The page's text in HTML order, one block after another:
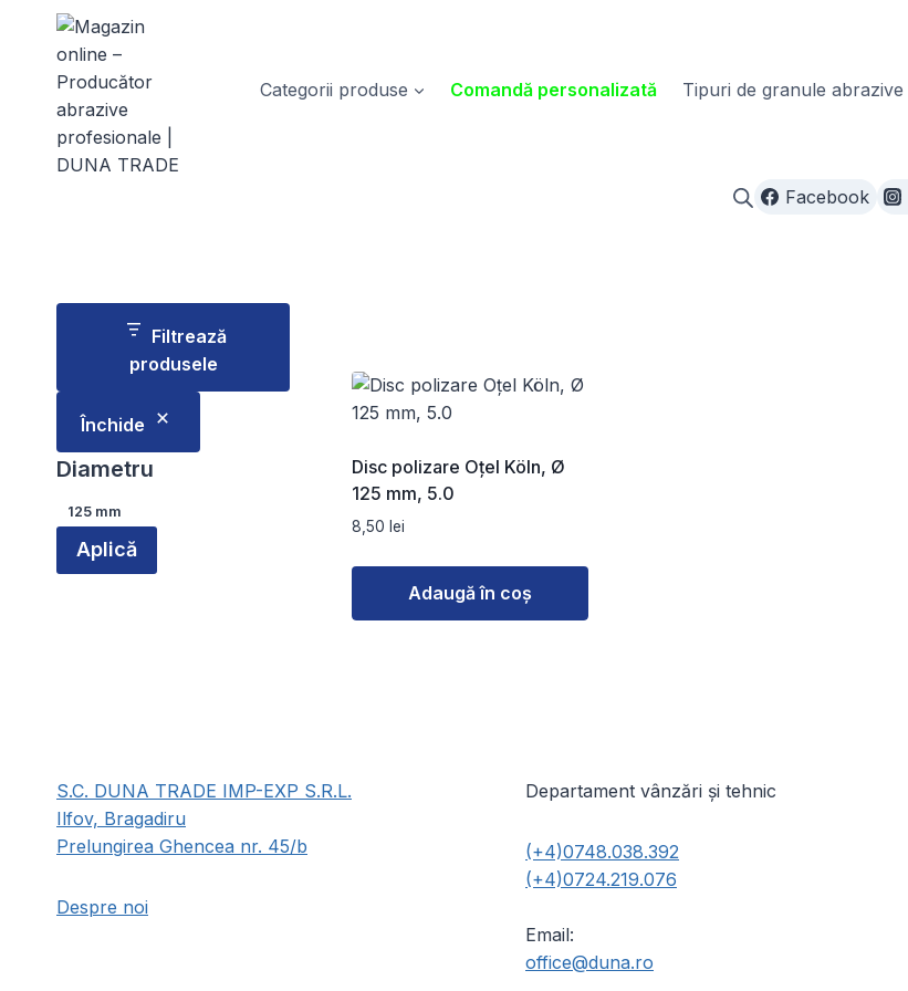
content
Categorii produse
Comandă personalizată Tipuri de granule abrazive
Facebook
Disc polizare Oțel Köln, Ø
125 mm, 5.0
8,50 lei
Adaugă în coș
Filtrează
produsele
Închide
Diametru
Diametru
125 mm
Aplică
S.C. DUNA TRADE IMP-EXP S.R.L.
Ilfov, Bragadiru
Prelungirea Ghencea nr. 45/b
Despre noi
Departament vânzări și tehnic
(+4)0748.038.392
(+4)0724.219.076
Email:
office@duna.ro